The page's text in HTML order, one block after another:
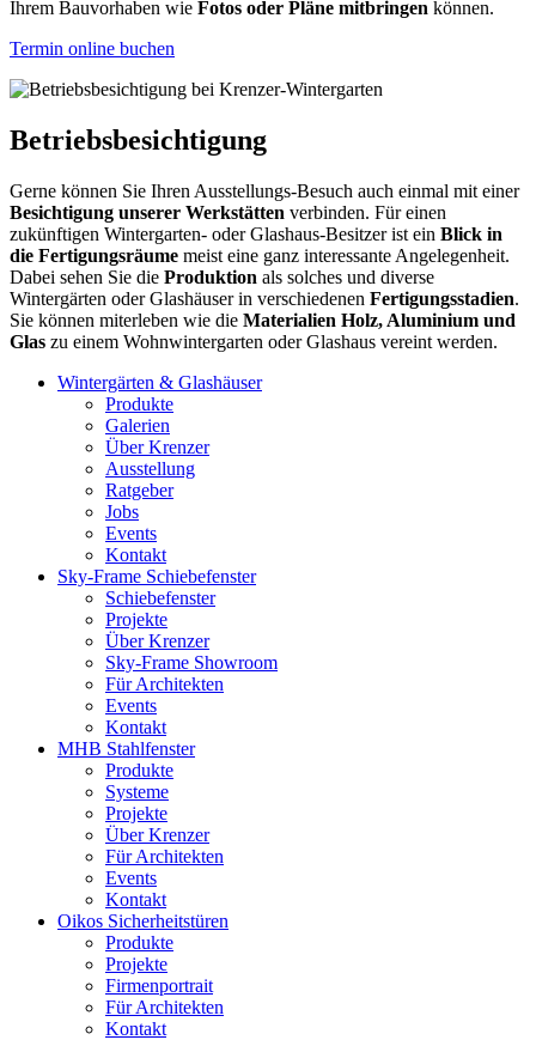
Ihrem Bauvorhaben wie Fotos oder Pläne mitbringen können.
Termin online buchen
Betriebsbesichtigung
Gerne können Sie Ihren Ausstellungs-Besuch auch einmal mit einer
Besichtigung unserer Werkstätten verbinden. Für einen
zukünftigen Wintergarten- oder Glashaus-Besitzer ist ein Blick in
die Fertigungsräume meist eine ganz interessante Angelegenheit.
Dabei sehen Sie die Produktion als solches und diverse
Wintergärten oder Glashäuser in verschiedenen Fertigungsstadien.
Sie können miterleben wie die Materialien Holz, Aluminium und
Glas zu einem Wohnwintergarten oder Glashaus vereint werden.
Wintergärten & Glashäuser
Produkte
Galerien
Über Krenzer
Ausstellung
Ratgeber
Jobs
Events
Kontakt
Sky-Frame Schiebefenster
Schiebefenster
Projekte
Über Krenzer
Sky-Frame Showroom
Für Architekten
Events
Kontakt
MHB Stahlfenster
Produkte
Systeme
Projekte
Über Krenzer
Für Architekten
Events
Kontakt
Oikos Sicherheitstüren
Produkte
Projekte
Firmenportrait
Für Architekten
Kontakt